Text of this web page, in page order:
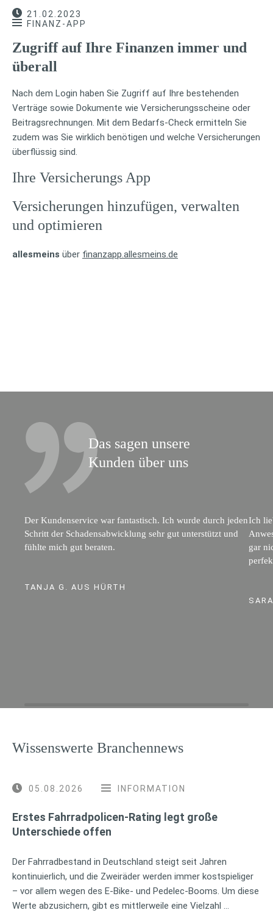
21.02.2023
FINANZ-APP
Zugriff auf Ihre Finanzen immer und
überall
Nach dem Login haben Sie Zugriff auf Ihre bestehenden
Verträge sowie Dokumente wie Versicherungsscheine oder
Beitragsrechnungen. Mit dem Bedarfs-Check ermitteln Sie
zudem was Sie wirklich benötigen und welche Versicherungen
überflüssig sind.
Ihre Versicherungs App
Versicherungen hinzufügen, verwalten
und optimieren
allesmeins über finanzapp.allesmeins.de
Das sagen unsere
Kunden über uns
Der Kundenservice war fantastisch. Ich wurde durch jeden
Schritt der Schadensabwicklung sehr gut unterstützt und
fühlte mich gut beraten.
TANJA G. AUS HÜRTH
Ich
gar
Wissenswerte Branchennews
05.08.2026 INFORMATION
Erstes Fahrradpolicen-Rating legt große
Unterschiede offen
Der Fahrradbestand in Deutschland steigt seit Jahren
kontinuierlich, und die Zweiräder werden immer kostspieliger
– vor allem wegen des E-Bike- und Pedelec-Booms. Um diese
Werte abzusichern, gibt es mittlerweile eine Vielzahl …